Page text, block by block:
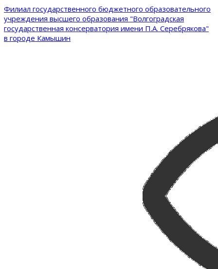
Филиал государственного бюджетного образовательного
учреждения высшего образования "Волгоградская
государственная консерватория имени П.А. Серебрякова"
в городе Камышин